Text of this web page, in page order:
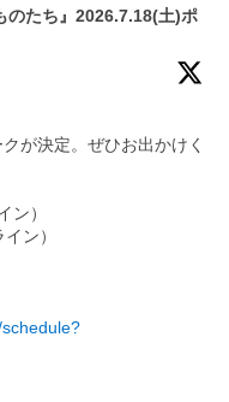
たち』2026.7.18(土)ポ
が決定。ぜひお出かけく
ン）
ン）